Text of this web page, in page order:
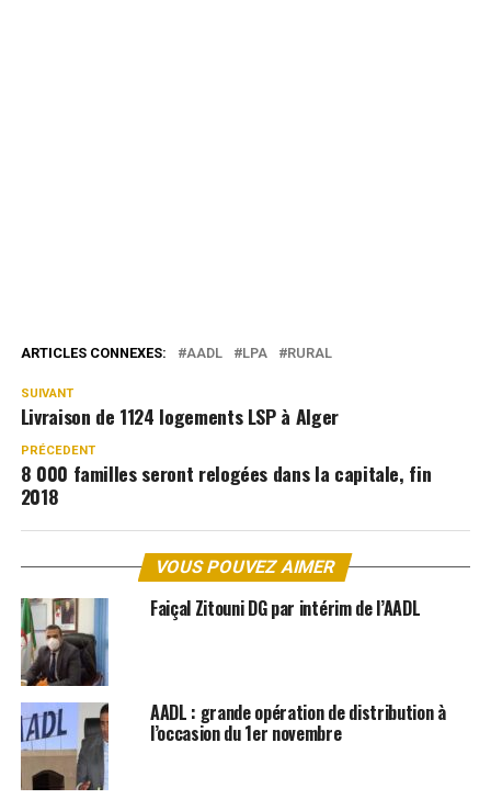
ARTICLES CONNEXES: AADL LPA RURAL
SUIVANT
Livraison de 1124 logements LSP à Alger
PRÉCEDENT
8 000 familles seront relogées dans la capitale, fin
2018
VOUS POUVEZ AIMER
Faiçal Zitouni DG par intérim de l’AADL
AADL : grande opération de distribution à
l’occasion du 1er novembre